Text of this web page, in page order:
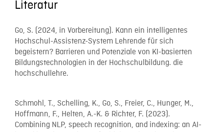
Literatur
Go, S. (2024, in Vorbereitung). Kann ein intelligentes
Hochschul-Assistenz-System Lehrende für sich
begeistern? Barrieren und Potenziale von KI-basierten
Bildungstechnologien in der Hochschulbildung. die
hochschullehre.
Schmohl, T., Schelling, K., Go, S., Freier, C., Hunger, M.,
Hoffmann, F., Helten, A.-K. & Richter, F. (2023).
Combining NLP, speech recognition, and indexing: an AI-